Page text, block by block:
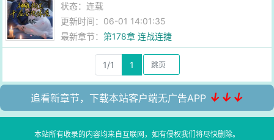
状态：连载
更新时间：06-01 14:01:35
最新章节：第178章 连战连捷
1/1 1
追看新章节，下载本站客户端无广告APP ↓↓↓
本站所有收录的内容均来自互联网，如有侵权我们将尽快删除。